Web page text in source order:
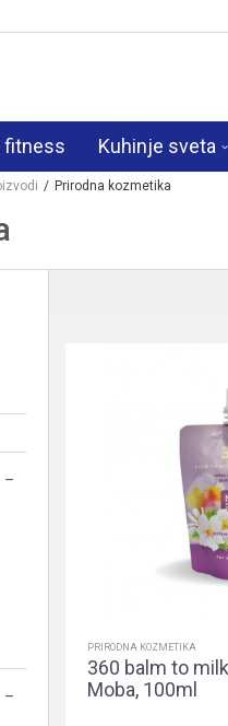
fitness Kuhinje sveta
Prirodna kozmetika
PRIRODNA KOZMETIKA
360 balm to
Moba, 100ml